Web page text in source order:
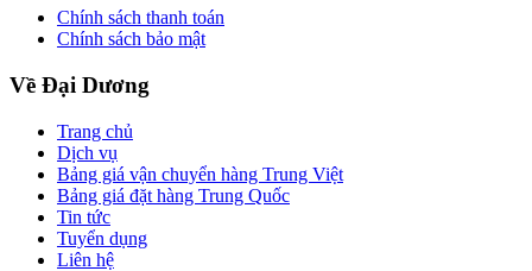
Chính sách thanh toán
Chính sách bảo mật
Về Đại Dương
Trang chủ
Dịch vụ
Bảng giá vận chuyển hàng Trung Việt
Bảng giá đặt hàng Trung Quốc
Tin tức
Tuyển dụng
Liên hệ